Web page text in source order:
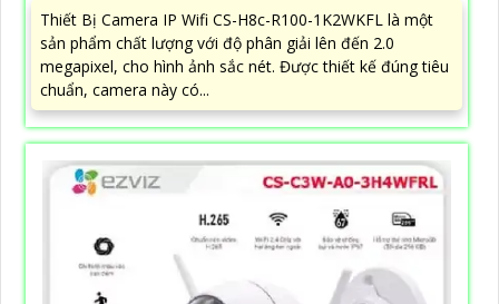
Thiết Bị Camera IP Wifi CS-H8c-R100-1K2WKFL là một
sản phẩm chất lượng với độ phân giải lên đến 2.0
megapixel, cho hình ảnh sắc nét. Được thiết kế đúng tiêu
chuẩn, camera này có...